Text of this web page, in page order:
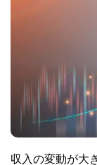
収入の変動が大